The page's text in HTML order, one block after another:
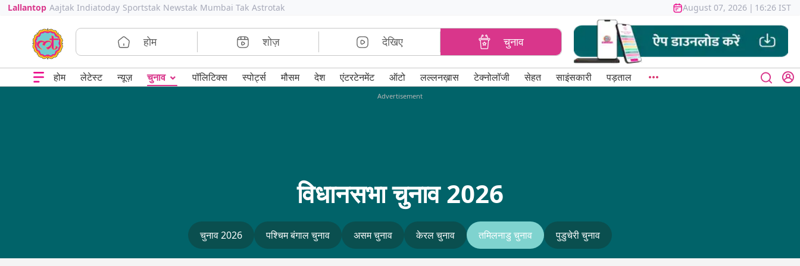
Lallantop Aajtak Indiatoday Sportstak Newstak Mumbai Tak Astrotak August 07, 2026 | 16:26 IST
होम शोज़ देखिए चुनाव
होम लेटेस्ट न्यूज़ चुनाव ⌄ पॉलिटिक्स स्पोर्ट्स मौसम देश एंटरटेनमेंट ऑटो लल्लनख़ास टेक्नोलॉजी सेहत साइंसकारी पड़ताल
Advertisement
विधानसभा चुनाव 2026
चुनाव 2026 पश्चिम बंगाल चुनाव असम चुनाव केरल चुनाव तमिलनाडु चुनाव पुडुचेरी चुनाव